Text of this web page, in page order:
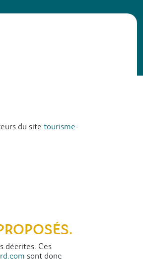
du site tourisme-
décrites. Ces
sont donc